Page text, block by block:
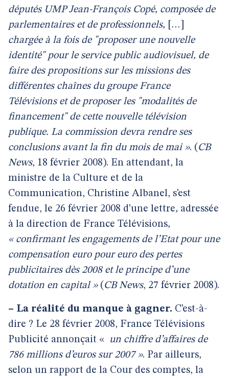
députés UMP Jean-François Copé, composée de
parlementaires et de professionnels,
[…]
chargée à la fois de "proposer une nouvelle
identité" pour le service public audiovisuel, de
faire des propositions sur les missions des
différentes chaînes du groupe France
Télévisions et de proposer les "modalités de
financement" de cette nouvelle télévision
publique. La commission devra rendre ses
conclusions avant la fin du mois de mai ». ( CB
News, 18 février 2008). En attendant, la
ministre de la Culture et de la
Communication, Christine Albanel, s’est
fendue, le 26 février 2008 d’une lettre, adressée
à la direction de France Télévisions,
« confirmant les engagements de l’Etat pour une
compensation euro pour euro des pertes
publicitaires dès 2008 et le principe d’une
dotation en capital »( CB News, 27 février 2008).
– La réalité du manque à gagner. C’est-à-
dire ? Le 28 février 2008, France Télévisions
Publicité annonçait « un chiffre d’affaires de
786 millions d’euros sur 2007 ». Par ailleurs,
selon un rapport de la Cour des comptes, la